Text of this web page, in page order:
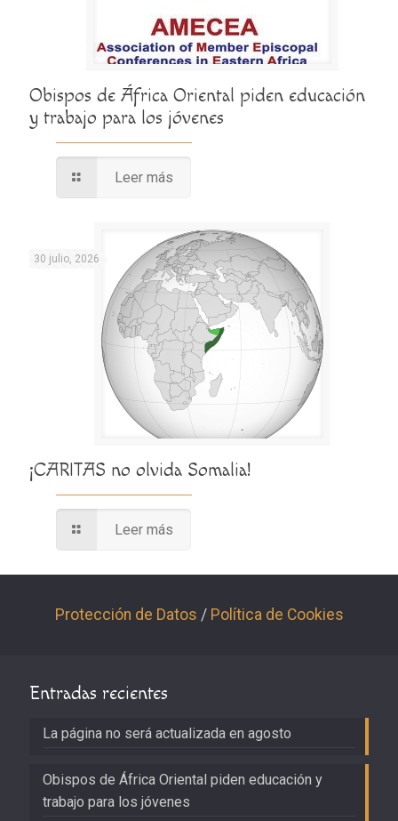
Obispos de África Oriental piden educación
y trabajo para los jóvenes
Leer más
30 julio, 2026
¡CARITAS no olvida Somalia!
Leer más
Protección de Datos / Política de Cookies
Entradas recientes
La página no será actualizada en agosto
Obispos de África Oriental piden educación y
trabajo para los jóvenes